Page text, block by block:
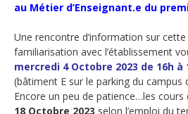
au Métier d’Enseignant.e du
Une rencontre d’information sur
familiarisation avec l’établissement
mercredi 4 Octobre 2023 de 16h à
(bâtiment E sur le parking du campus
Encore un peu de patience…les
18 Octobre 2023 selon l’emploi du